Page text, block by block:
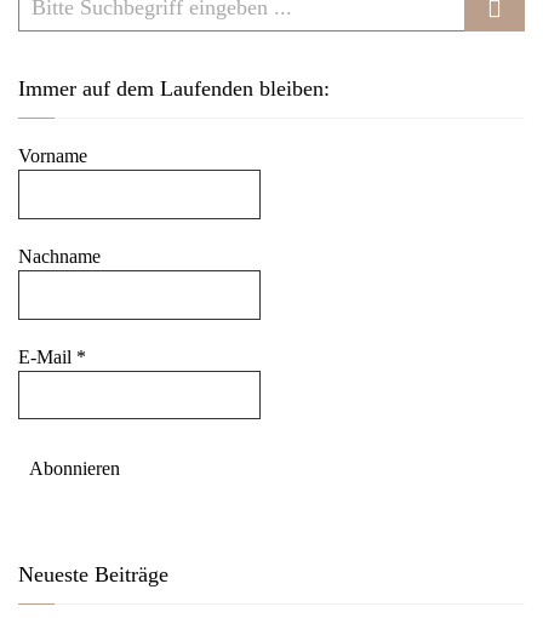
Immer auf dem Laufenden bleiben:
Vorname
Nachname
E-Mail *
Neueste Beiträge